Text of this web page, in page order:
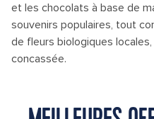
et les chocolats à base de
souvenirs populaires, tout
de fleurs biologiques
concassée.